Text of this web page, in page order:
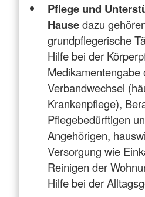
Pflege und
Hausedazu
grundpflegerische
Hilfe bei der
Medikamentengabe
Verbandwechsel
Krankenpflege),
Pflegebedürftigen
Angehörigen,
Versorgung wie
Reinigen der
Hilfe bei der